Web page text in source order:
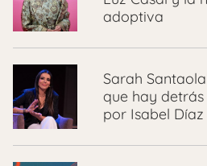
adoptiva
Sarah
que hay
por Isabel Díaz